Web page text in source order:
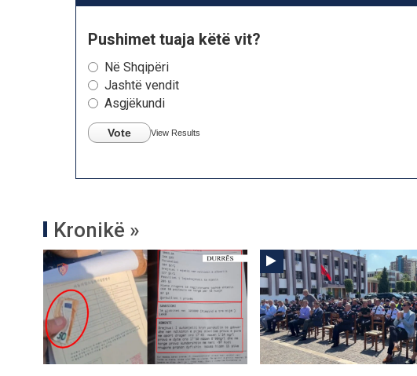
Pushimet tuaja këtë vit?
Në Shqipëri
Jashtë vendit
Asgjëkundi
Vote View Results
Kronikë »